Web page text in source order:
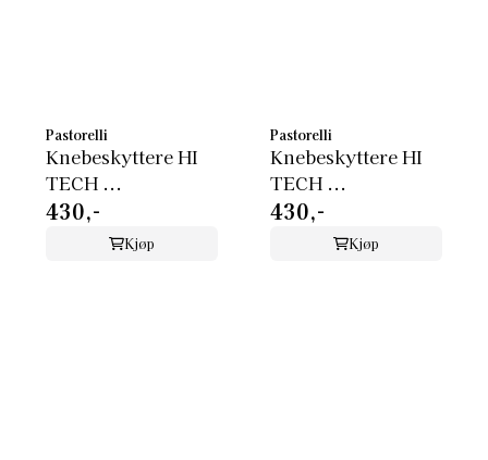
Pastorelli
Knebeskyttere HI
TECH ...
430,-
Kjøp
Pastorelli
Knebeskyttere HI
TECH ...
430,-
Kjøp